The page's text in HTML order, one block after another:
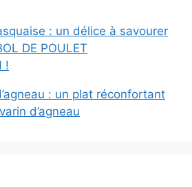
: un délice à savourer
DE POULET
!
: un plat réconfortant
d’agneau